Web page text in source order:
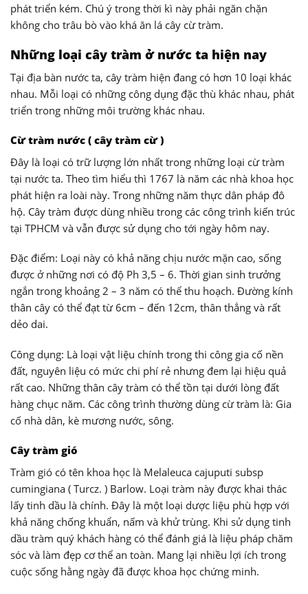
phát triển kém. Chú ý trong thời kì này phải ngăn chặn
không cho trâu bò vào khá ăn lá cây cừ tràm.
Những loại cây tràm ở nước ta hiện nay
Tại địa bàn nước ta, cây tràm hiện đang có hơn 10 loại khác
nhau. Mỗi loại có những công dụng đặc thù khác nhau, phát
triển trong những môi trường khác nhau.
Cừ tràm nước ( cây tràm cừ )
Đây là loại có trữ lượng lớn nhất trong những loại cừ tràm
tại nước ta. Theo tìm hiểu thì 1767 là năm các nhà khoa học
phát hiện ra loài này. Trong những năm thực dân pháp đô
hộ. Cây tràm được dùng nhiều trong các công trình kiến trúc
tại TPHCM và vẫn được sử dụng cho tới ngày hôm nay.
Đặc điểm: Loại này có khả năng chịu nước mặn cao, sống
được ở những nơi có độ Ph 3,5 – 6. Thời gian sinh trưởng
ngắn trong khoảng 2 – 3 năm có thể thu hoạch. Đường kính
thân cây có thể đạt từ 6cm – đến 12cm, thân thẳng và rất
dẻo dai.
Công dụng: Là loại vật liệu chính trong thi công gia cố nền
đất, nguyên liệu có mức chi phí rẻ nhưng đem lại hiệu quả
rất cao. Những thân cây tràm có thể tồn tại dưới lòng đất
hàng chục năm. Các công trình thường dùng cừ tràm là: Gia
cố nhà dân, kè mương nước, sông.
Cây tràm gió
Tràm gió có tên khoa học là Melaleuca cajuputi subsp
cumingiana ( Turcz. ) Barlow. Loại tràm này được khai thác
lấy tinh dầu là chính. Đây là một loại dược liệu phù hợp với
khả năng chống khuẩn, nấm và khử trùng. Khi sử dụng tinh
dầu tràm quý khách hàng có thể đánh giá là liệu pháp chăm
sóc và làm đẹp cơ thể an toàn. Mang lại nhiều lợi ích trong
cuộc sống hằng ngày đã được khoa học chứng minh.